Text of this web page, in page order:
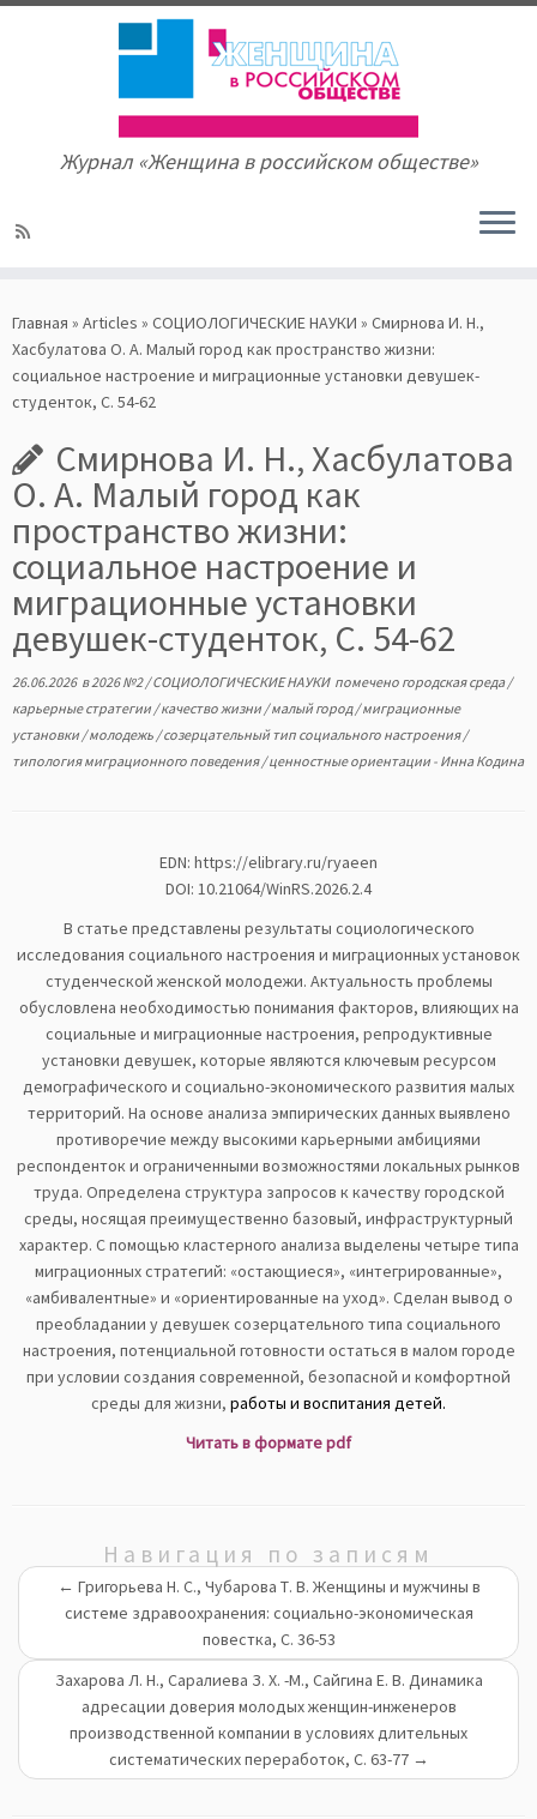
to
content
Журнал «Женщина в российском обществе»
Главная » Articles » СОЦИОЛОГИЧЕСКИЕ НАУКИ » Смирнова И. Н.,
Хасбулатова О. А. Малый город как пространство жизни:
социальное настроение и миграционные установки девушек-
студенток, С. 54-62
Смирнова И. Н., Хасбулатова
О. А. Малый город как
пространство жизни:
социальное настроение и
миграционные установки
девушек-студенток, С. 54-62
26.06.2026в2026 №2/СОЦИОЛОГИЧЕСКИЕ НАУКИ помечено городская среда/
карьерные стратегии /качество жизни /малый город/миграционные
установки /молодежь /созерцательный тип социального настроения/
типология миграционного поведения/ценностные ориентации - Инна Кодина
EDN: https://elibrary.ru/ryaeen
DOI: 10.21064/WinRS.2026.2.4
В статье представлены результаты социологического
исследования социального настроения и миграционных установок
студенческой женской молодежи. Актуальность проблемы
обусловлена необходимостью понимания факторов, влияющих на
социальные и миграционные настроения, репродуктивные
установки девушек, которые являются ключевым ресурсом
демографического и социально-экономического развития малых
территорий. На основе анализа эмпирических данных выявлено
противоречие между высокими карьерными амбициями
респонденток и ограниченными возможностями локальных рынков
труда. Определена структура запросов к качеству городской
среды, носящая преимущественно базовый, инфраструктурный
характер. С помощью кластерного анализа выделены четыре типа
миграционных стратегий: «остающиеся», «интегрированные»,
«амбивалентные» и «ориентированные на уход». Сделан вывод о
преобладании у девушек созерцательного типа социального
настроения, потенциальной готовности остаться в малом городе
при условии создания современной, безопасной и комфортной
среды для жизни, работы и воспитания детей.
Читать в формате pdf
Навигация по записям
← Григорьева Н. С., Чубарова Т. В. Женщины и мужчины в
системе здравоохранения: социально-экономическая
повестка, С. 36-53
Захарова Л. Н., Саралиева З. Х. -М., Сайгина Е. В. Динамика
адресации доверия молодых женщин-инженеров
производственной компании в условиях длительных
систематических переработок, С. 63-77 →